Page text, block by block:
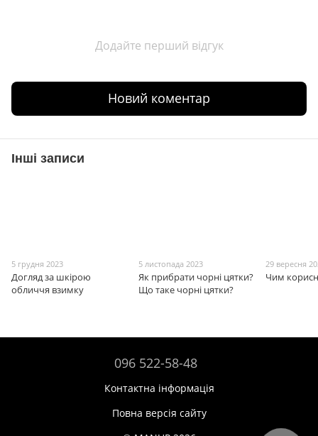
Додайте перший відгук
Новий коментар
Інші записи
5 грудня 2023
Догляд за шкірою
обличчя взимку
5 листопада 2023
Як прибрати чорні цятки?
Що таке чорні цятки?
29 вересня
Чим
096 522-58-48
Контактна інформація
Повна версія сайту